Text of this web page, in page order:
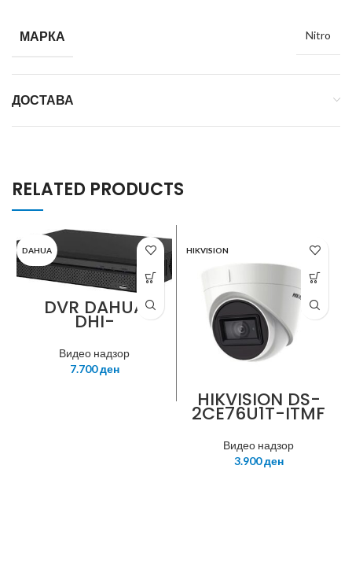
МАРКА Nitro
ДОСТАВА
RELATED PRODUCTS
DAHUA
DVR DAHUA
DHI-
XVR5104HS-I2
Видео надзор
7.700ден
HIKVISION
HIKVISION DS-
2CE76U1T-ITMF
Dome Turret
8MP 3840×2160
2.8mm Exir IR
30m Smart IR
Видео надзор
3.900ден